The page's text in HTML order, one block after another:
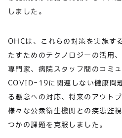
しました。
OHCは、これらの対策を実施す
たすためのテクノロジーの活用
専門家、病院スタッフ間のコミ
COVID-19に関連しない健康問
る懸念への対応、将来のアウト
様々な公衆衛生機関との疾患監
つかの課題を克服しました。